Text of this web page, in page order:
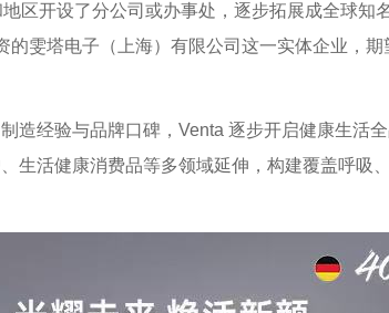
区开设了分公司或办事处，逐步拓展成全球知
的雯塔电子（上海）有限公司这一实体企业，
经验与品牌口碑，Venta 逐步开启健康生活全
生活健康消费品等多领域延伸，构建覆盖呼吸